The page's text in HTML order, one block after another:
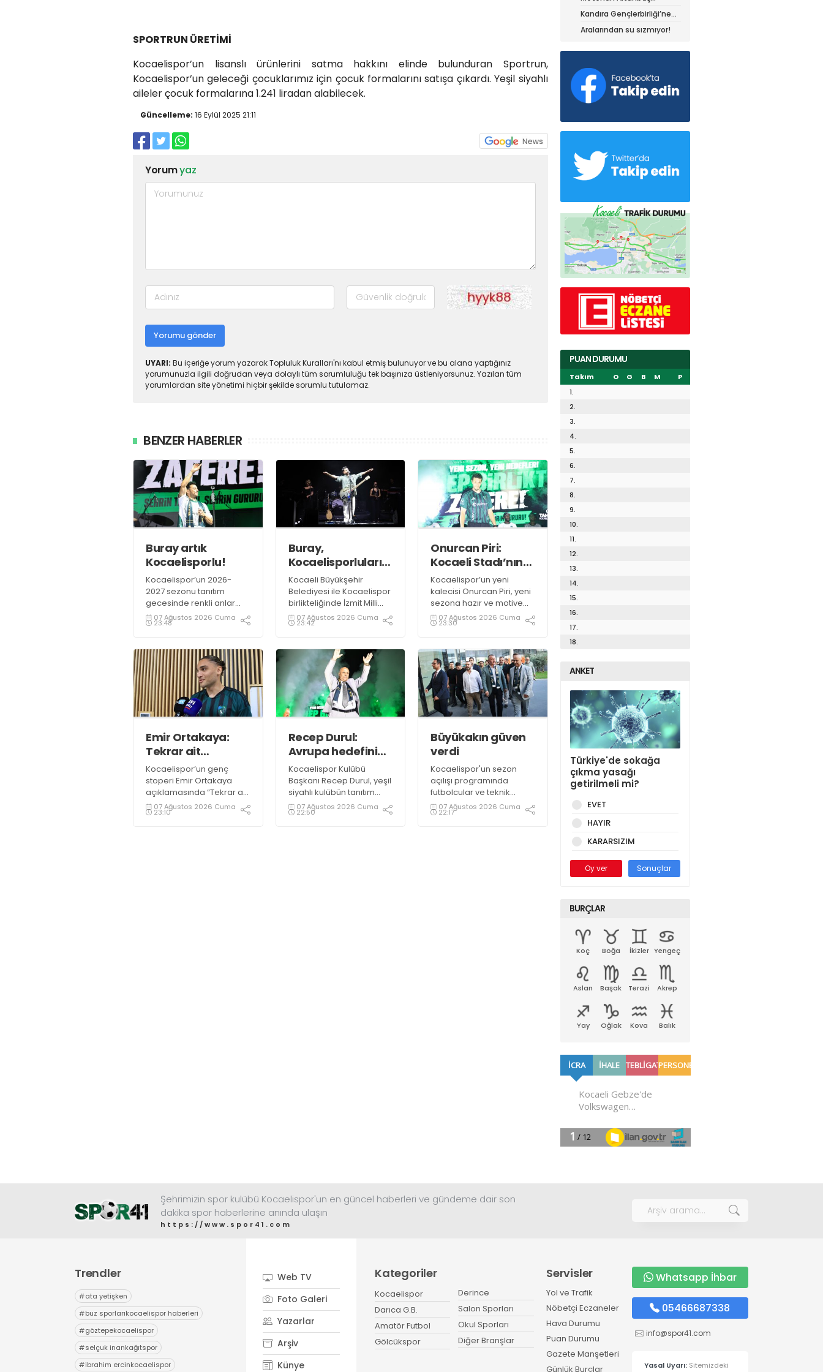
SPORTRUN ÜRETİMİ
Kocaelispor’un lisanslı ürünlerini satma hakkını elinde bulunduran Sportrun,
Kocaelispor’un geleceği çocuklarımız için çocuk formalarını satışa çıkardı. Yeşil siyahlı
aileler çocuk formalarına 1.241 liradan alabilecek.
Güncelleme: 16 Eylül 2025 21:11
Yorumyaz
Yorumu gönder
UYARI: Bu içeriğe yorum yazarak Topluluk Kuralları'nı kabul etmiş bulunuyor ve bu alana yaptığınız
yorumunuzla ilgili doğrudan veya dolaylı tüm sorumluluğu tek başınıza üstleniyorsunuz. Yazılan tüm
yorumlardan site yönetimi hiçbir şekilde sorumlu tutulamaz.
BENZER HABERLER
Buray artık
Kocaelisporlu!
Kocaelispor’un 2026-
2027 sezonu tanıtım
gecesinde renkli anlar
yaşandı. Kocaelispor
Başkanı Recep Durul,
Kocaelispor formasını
giydirdi.
07 Ağustos 2026 Cuma
23:48
Buray,
Kocaelisporluları
mest etti
Kocaeli Büyükşehir
Belediyesi ile Kocaelispor
birlikteliğinde İzmit Milli
İrade Meydanı’nda
düzenlenen Kocaelispor
sevilen sanatçı Buray,
verdiği konserle meydanı
inletti.
07 Ağustos 2026 Cuma
23:42
Onurcan Piri:
Kocaeli Stadı’nın
atmosferini
biliyorum
Kocaelispor’un yeni
kalecisi Onurcan Piri, yeni
sezona hazır ve motive
olduklarını ifade etti.
07 Ağustos 2026 Cuma
23:30
Emir Ortakaya:
Tekrar ait
olduğum
yerdeyim
Kocaelispor’un genç
stoperi Emir Ortakaya
açıklamasında “Tekrar ait
olduğum yerdeyim” diye
konuştu.
07 Ağustos 2026 Cuma
23:10
Recep Durul:
Avrupa hedefini
sonuna kadar
kovalayacağız!
Kocaelispor Kulübü
Başkanı Recep Durul, yeşil
siyahlı kulübün tanıtım
gecesinde yeni tarihler
yazacaklarını ifade etti.
07 Ağustos 2026 Cuma
22:50
Büyükakın güven
verdi
Kocaelispor'un sezon
açılışı programında
futbolcular ve teknik
heyetle bir araya gelen
Başkan Tahir Büyükakın,
07 Ağustos 2026 Cuma
22:17
Kocaelispor forması ile
Kandıra Gençlerbirliği’ne
müthiş kanat!
Aralarından su sızmıyor!
PUAN DURUMU
Takım O G B M
P
1.
2.
3.
4.
5.
6.
7.
8.
9.
10.
11.
12.
13.
14.
15.
16.
17.
18.
ANKET
Türkiye'de sokağa
çıkma yasağı
getirilmeli mi?
EVET
HAYIR
KARARSIZIM
Oy ver Sonuçlar
BURÇLAR
Koç Boğa İkizler Yengeç
Aslan Başak Terazi Akrep
Yay Oğlak Kova Balık
Şehrimizin spor kulübü Kocaelispor'un en güncel haberleri ve gündeme dair son
dakika spor haberlerine anında ulaşın
https://www.spor41.com
Trendler
#ata yetişken
#buz sporlarıkocaelispor haberleri
#göztepekocaelispor
#selçuk inankağıtspor
#ibrahim ercinkocaelispor
Web TV
Foto Galeri
Yazarlar
Arşiv
Künye
Kategoriler
Kocaelispor
Darıca G.B.
Amatör Futbol
Gölcükspor
Derince
Salon Sporları
Okul Sporları
Diğer Branşlar
Servisler
Yol ve Trafik
Nöbetçi Eczaneler
Hava Durumu
Puan Durumu
Gazete Manşetleri
Günlük Burçlar
Whatsapp İhbar
05466687338
info@spor41.com
Yasal Uyarı: Sitemizdeki